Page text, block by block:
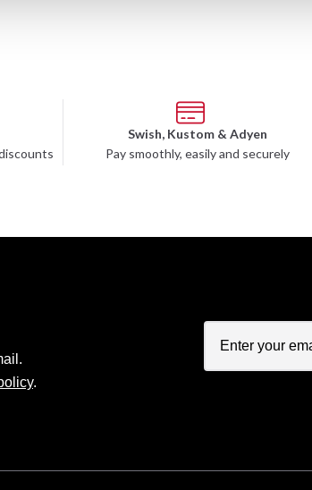
Swish, Kustom & Adyen
Pay smoothly, easily and securely
.